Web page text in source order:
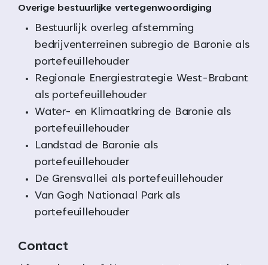
Overige bestuurlijke vertegenwoordiging
Bestuurlijk overleg afstemming
bedrijventerreinen subregio de Baronie als
portefeuillehouder
Regionale Energiestrategie West-Brabant
als portefeuillehouder
Water- en Klimaatkring de Baronie als
portefeuillehouder
Landstad de Baronie als
portefeuillehouder
De Grensvallei als portefeuillehouder
Van Gogh Nationaal Park als
portefeuillehouder
Contact